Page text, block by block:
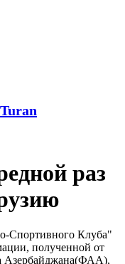
раз
Спортивного Клуба"
полученной от
Азербайджана(ФАА),